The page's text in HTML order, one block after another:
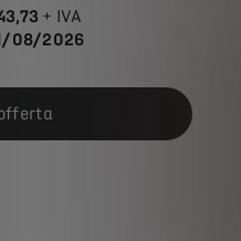
+ IVA
08/2026